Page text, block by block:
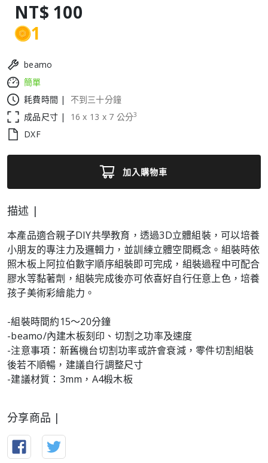
NT$ 100
1
beamo
簡單
耗費時間 |
不到三十分鐘
成品尺寸 |
16 x 13 x 7 公分3
DXF
加入購物車
描述 |
本產品適合親子DIY共學教育，透過3D立體組裝，可以培養
小朋友的專注力及邏輯力，並訓練立體空間概念。組裝時依
照木板上阿拉伯數字順序組裝即可完成，組裝過程中可配合
膠水等黏著劑，組裝完成後亦可依喜好自行任意上色，培養
孩子美術彩繪能力。
-組裝時間約15～20分鐘
-beamo/內建木板刻印、切割之功率及速度
-注意事項：新舊機台切割功率或許會衰減，零件切割組裝
後若不順暢，建議自行調整尺寸
-建議材質：3mm，A4椴木板
分享商品 |